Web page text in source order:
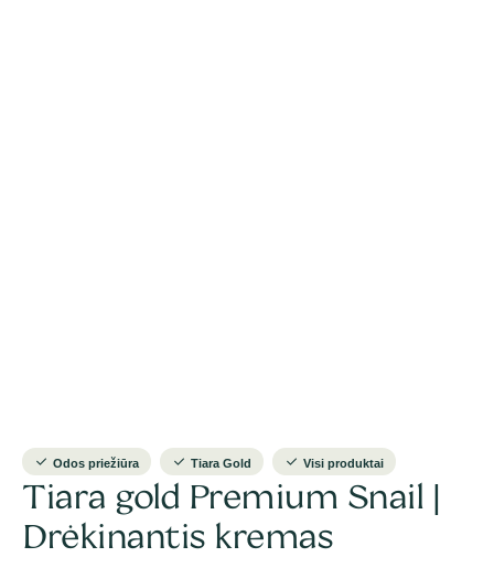
Odos priežiūra Tiara Gold Visi produktai
Tiara gold Premium Snail |
Drėkinantis kremas